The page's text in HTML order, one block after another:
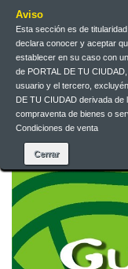
Aviso
Esta sección es de
declara conocer y aceptar
establecer en su caso con
de PORTAL DE TU
usuario y el tercero,
DE TU CIUDAD derivada de
compraventa de bienes o
Condiciones de venta